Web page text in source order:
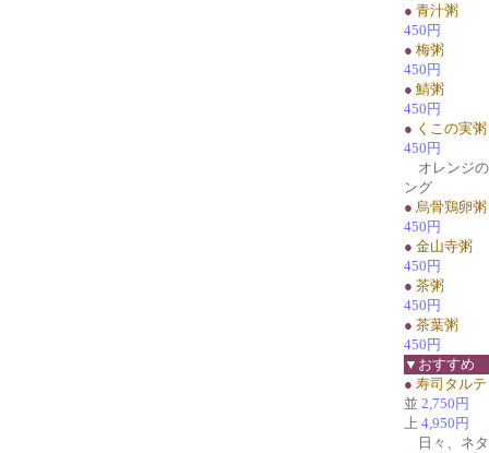
● 青汁粥
450円
● 梅粥
450円
● 鯖粥
450円
● くこの実粥
450円
オレンジの
ング
● 烏骨鶏卵粥
450円
● 金山寺粥
450円
● 茶粥
450円
● 茶葉粥
450円
▼おすすめ
● 寿司タル
並 2,750円
上 4,950円
日々、ネタ